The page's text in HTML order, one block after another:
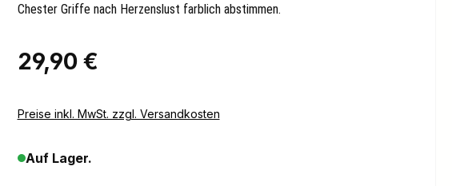
Chester Griffe nach Herzenslust farblich abstimmen.
Regulärer Preis:
29,90 €
Preise inkl. MwSt. zzgl. Versandkosten
Auf Lager.